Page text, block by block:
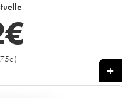
€
+